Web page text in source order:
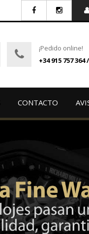
¡Pedido online!
+34 915 757 364
CONTACTO